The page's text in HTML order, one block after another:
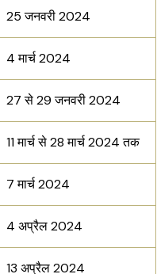
25 जनवरी 2024
4 मार्च 2024
27 से 29 जनवरी 2024
11 मार्च से 28 मार्च 2024 तक
7 मार्च 2024
4 अप्रैल 2024
13 अप्रैल 2024